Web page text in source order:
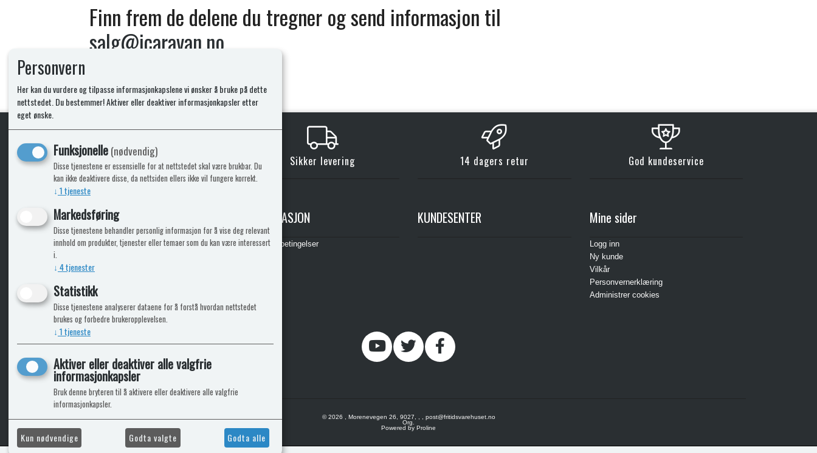
Finn frem de delene du tregner og send informasjon til
salg@icaravan.no
KLikk & hent Sikker levering 14 dagers retur God kundeservice
ICARAVANGRUPPEN
Trumadeler.no
Fritidsvarehuset.no
INFORMASJON
Leveringsbetingelser
KUNDESENTER Mine sider
Logg inn
Ny kunde
Vilkår
Personvernerklæring
Administrer cookies
© 2026 , Morenevegen 26, 9027, , , post@fritidsvarehuset.no
Org.
Powered by Proline
Personvern
Her kan du vurdere og tilpasse informasjonkapslene vi ønsker å bruke på dette
nettstedet. Du bestemmer! Aktiver eller deaktiver informasjonkapsler etter
eget ønske.
Funksjonelle(nødvendig)
Disse tjenestene er essensielle for at nettstedet skal være brukbar. Du
kan ikke deaktivere disse, da nettsiden ellers ikke vil fungere korrekt.
↓ 1tjeneste
Markedsføring
Disse tjenestene behandler personlig informasjon for å vise deg relevant
innhold om produkter, tjenester eller temaer som du kan være interessert
i.
↓ 4tjenester
Statistikk
Disse tjenestene analyserer dataene for å forstå hvordan nettstedet
brukes og forbedre brukeropplevelsen.
↓ 1tjeneste
Aktiver eller deaktiver alle valgfrie
informasjonkapsler
Bruk denne bryteren til å aktivere eller deaktivere alle valgfrie
informasjonkapsler.
Kun nødvendige Godta valgte Godta alle